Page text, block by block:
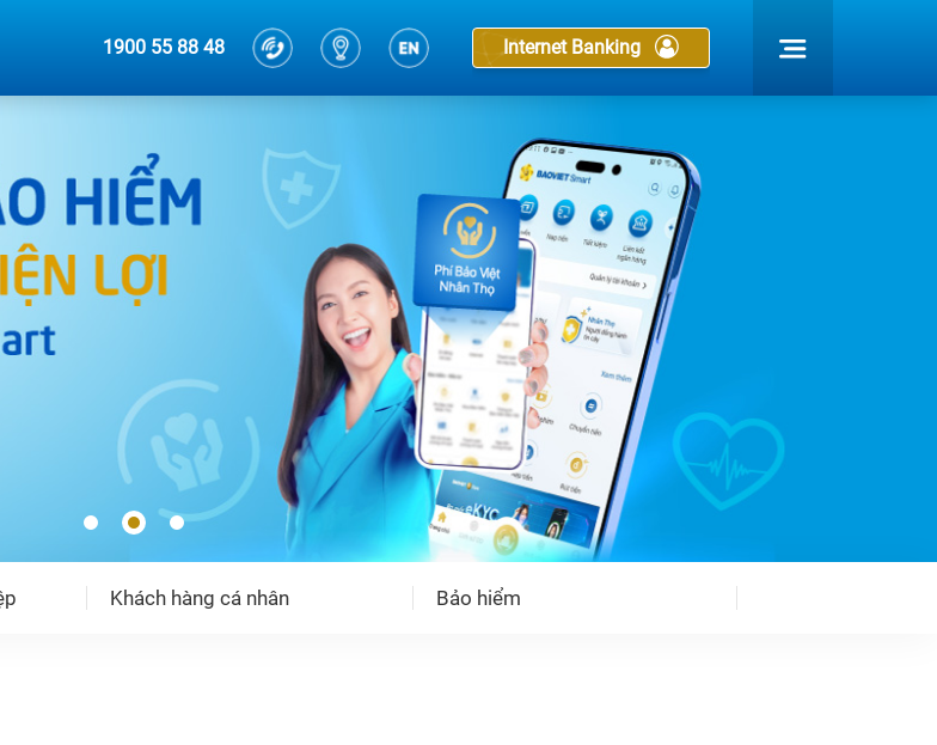
1900 55 88 48 Internet Banking
Khách hàng cá nhân Bảo hiểm